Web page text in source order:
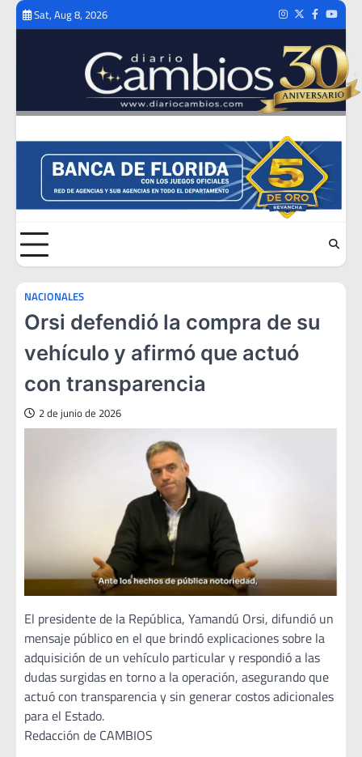
Skip
Sat, Aug 8, 2026 Instagram
TwitterFacebook
NACIONALES
Orsi defendió la compra de su
vehículo y afirmó que actuó
con transparencia
2 de junio de 2026
El presidente de la República, Yamandú Orsi, difundió un
mensaje público en el que brindó explicaciones sobre la
adquisición de un vehículo particular y respondió a las
dudas surgidas en torno a la operación, asegurando que
actuó con transparencia y sin generar costos adicionales
para el Estado.
Redacción de CAMBIOS